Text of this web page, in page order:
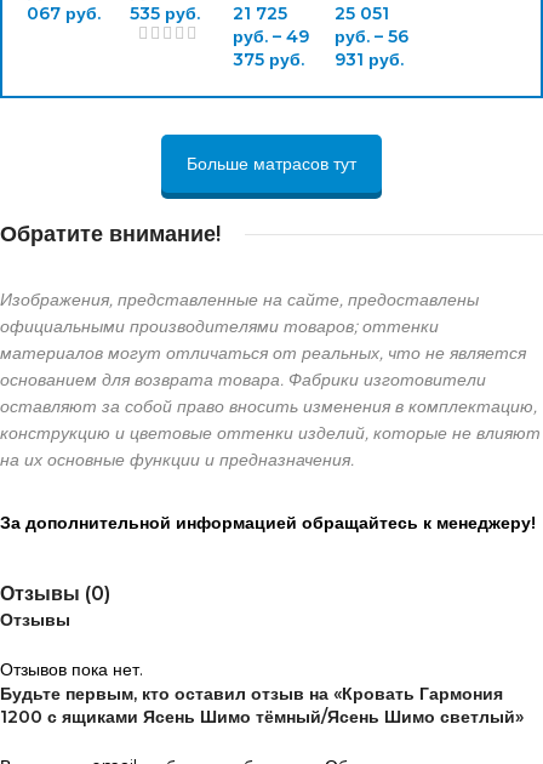
067 руб.
535руб.
21 725
руб. – 49
375руб.
25 051
руб. – 56
931 руб.
Больше матрасов тут
Обратите внимание!
Изображения, представленные на сайте, предоставлены
официальными производителями товаров; оттенки
материалов могут отличаться от реальных, что не является
основанием для возврата товара. Фабрики изготовители
оставляют за собой право вносить изменения в комплектацию,
конструкцию и цветовые оттенки изделий, которые не влияют
на их основные функции и предназначения.
За дополнительной информацией обращайтесь к менеджеру!
Отзывы (0)
Отзывы
Отзывов пока нет.
Будьте первым, кто оставил отзыв на «Кровать Гармония
1200 с ящиками Ясень Шимо тёмный/Ясень Шимо светлый»